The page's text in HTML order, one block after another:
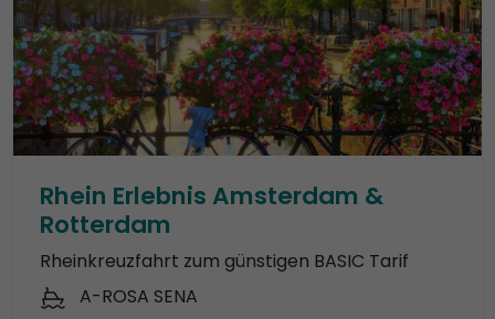
Rhein Erlebnis Amsterdam &
Rotterdam
Rheinkreuzfahrt zum günstigen BASIC Tarif
A-ROSA SENA